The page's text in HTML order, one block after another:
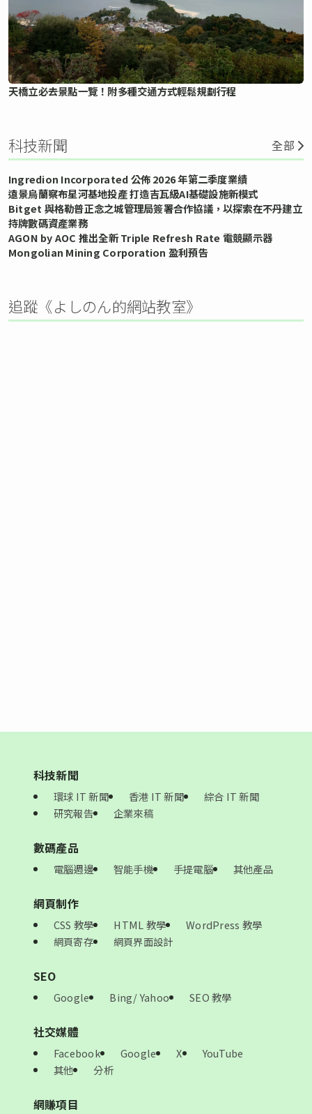
天橋立必去景點一覽！附多種交通方式輕鬆規劃行程
科技新聞 全部
Ingredion Incorporated 公佈 2026 年第二季度業績
遠景烏蘭察布星河基地投產 打造吉瓦級AI基礎設施新模式
Bitget 與格勒普正念之城管理局簽署合作協議，以探索在不丹建立
持牌數碼資產業務
AGON by AOC 推出全新 Triple Refresh Rate 電競顯示器
Mongolian Mining Corporation 盈利預告
追蹤《よしのん的網站教室》
科技新聞
環球 IT 新聞 香港 IT 新聞
綜合 IT 新聞
研究報告
企業來稿
數碼產品
電腦週邊 智能手機 手提電腦 其他產品
網頁制作
CSS 教學 HTML 教學
WordPress 教學
網頁寄存
網頁界面設計
SEO
Google Bing/ Yahoo SEO 教學
社交媒體
Facebook Google X
YouTube
其他
分析
網賺項目